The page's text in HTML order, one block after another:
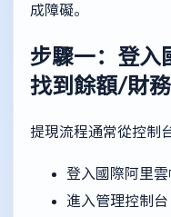
成障礙。
步驟一：登入
找到餘額/財
提現流程通常從控制
登入國際阿里雲
進入管理控制台